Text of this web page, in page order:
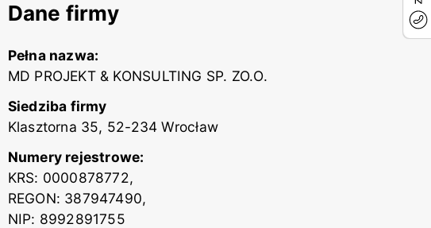
Dane firmy
Pełna nazwa:
MD PROJEKT & KONSULTING SP. ZO.O.
Siedziba firmy
Klasztorna 35, 52-234 Wrocław
Numery rejestrowe:
KRS: 0000878772,
REGON: 387947490,
NIP: 8992891755